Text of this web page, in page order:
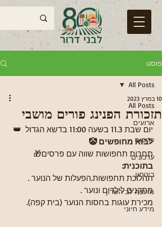
פוסט
All Posts
ארועים
פרסום
עדכונים
ביטחון
מועצה לב השרון
מידע חיוני
All Posts
תזכורת הפנינג פורים מושבי
10 במרץ 2023
יום שבת 11.3 בשעה 11:00 בדשא הגדול  👑
לבוא מחופשים 🤡
תחרות תחפושות שווה עם פרסים🎁
בתוכנית:
תהלוכת תחפושות.הפעלות של הנוער .
מתקנים לילדים ונוער .
מכירת עוגות בחסות הנוער (בית קפה).